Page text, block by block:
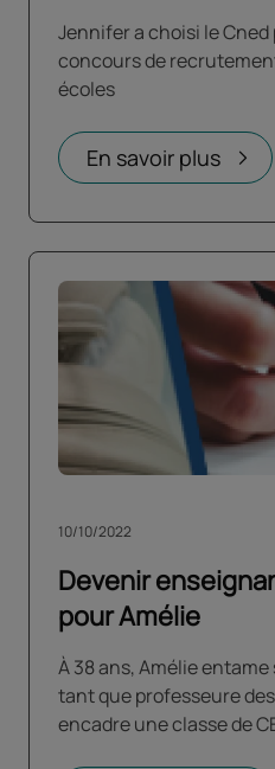
Jennifer a choisi le
concours de
écoles
En savoir plus
Devenir
pour Amélie
10/10/2022
À 38 ans, Amélie
tant que professeure
encadre une classe de